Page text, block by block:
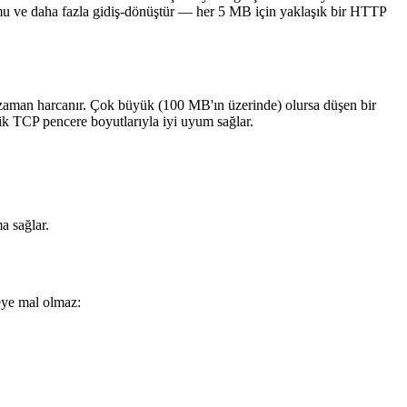
ve daha fazla gidiş-dönüştür — her 5 MB için yaklaşık bir HTTP
harcanır. Çok büyük (100 MB'ın üzerinde) olursa düşen bir
TCP pencere boyutlarıyla iyi uyum sağlar.
sağlar.
mal olmaz: